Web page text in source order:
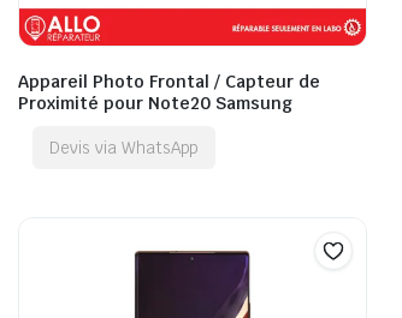
Appareil Photo Frontal / Capteur de
Proximité pour Note20 Samsung
Devis via WhatsApp